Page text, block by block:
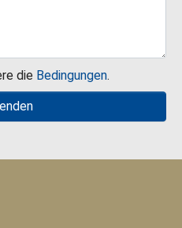
die Bedingungen.